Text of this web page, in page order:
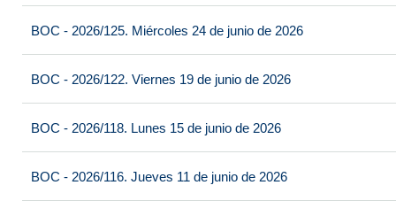
BOC - 2026/125. Miércoles 24 de junio de 2026
BOC - 2026/122. Viernes 19 de junio de 2026
BOC - 2026/118. Lunes 15 de junio de 2026
BOC - 2026/116. Jueves 11 de junio de 2026